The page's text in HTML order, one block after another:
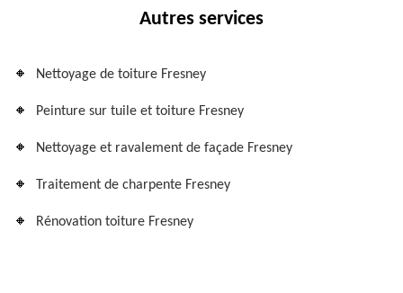
Autres services
Nettoyage de toiture Fresney
Peinture sur tuile et toiture Fresney
Nettoyage et ravalement de façade Fresney
Traitement de charpente Fresney
Rénovation toiture Fresney